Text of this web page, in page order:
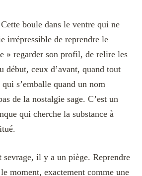
boule dans le ventre qui ne
irrépressible de reprendre le
» regarder son profil, de relire les
début, ceux d’avant, quand tout
s’emballe quand un nom
de la nostalgie sage. C’est un
qui cherche la substance à
sevrage, il y a un piège. Reprendre
moment, exactement comme une